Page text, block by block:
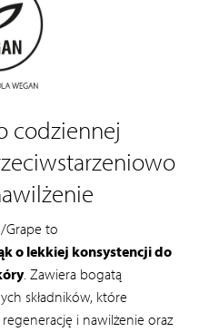
codziennej
Grape to
o lekkiej konsystencji do
. Zawiera bogatą
składników, które
i nawilżenie oraz